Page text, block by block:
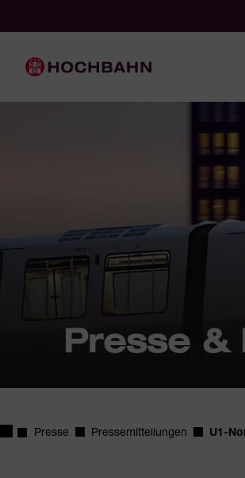
Hauptnavigation
Presse &
Startseite
Presse Pressemitteilungen U1-